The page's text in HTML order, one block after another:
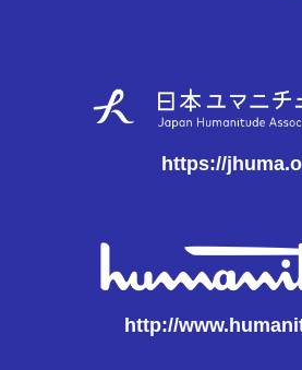
https://
http://